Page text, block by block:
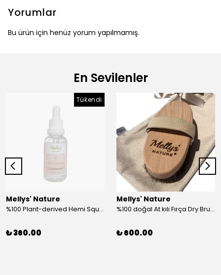
Yorumlar
Bu ürün için henüz yorum yapılmamış.
En Sevilenler
Tükendi
Mellys' Nature
%100 Plant-derived Hemi Squalane (Hemi Skualan)
₺ 360.00
Mellys' Nature
%100 doğal At kılı Fırça Dry Brushing
₺ 600.00